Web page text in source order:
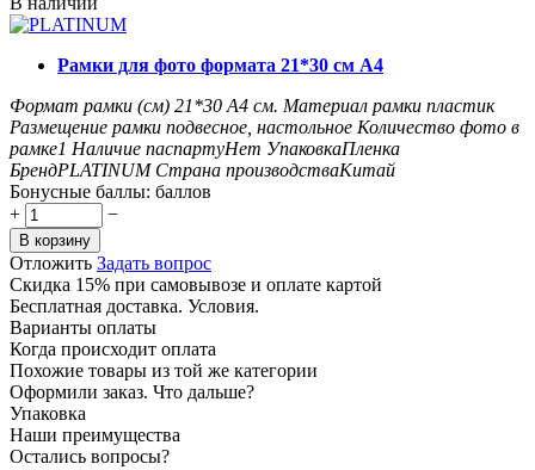
Рамки для фото формата 21*30 см А4
Формат рамки (см) 21*30 А4 см. Материал рамки пластик
Размещение рамки подвесное, настольное Количество фото в
рамке1 Наличие паспартуНет УпаковкаПленка
БрендPLATINUM Страна производстваКитай
Бонусные баллы: баллов
+
−
В корзину
Отложить Задать вопрос
Скидка 15% при самовывозе и оплате картой
Бесплатная доставка. Условия.
Варианты оплаты
Когда происходит оплата
Похожие товары из той же категории
Оформили заказ. Что дальше?
Упаковка
Наши преимущества
Остались вопросы?